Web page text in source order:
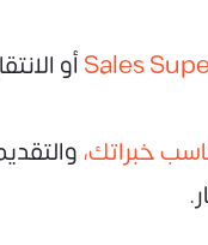
أو
خبراتك،